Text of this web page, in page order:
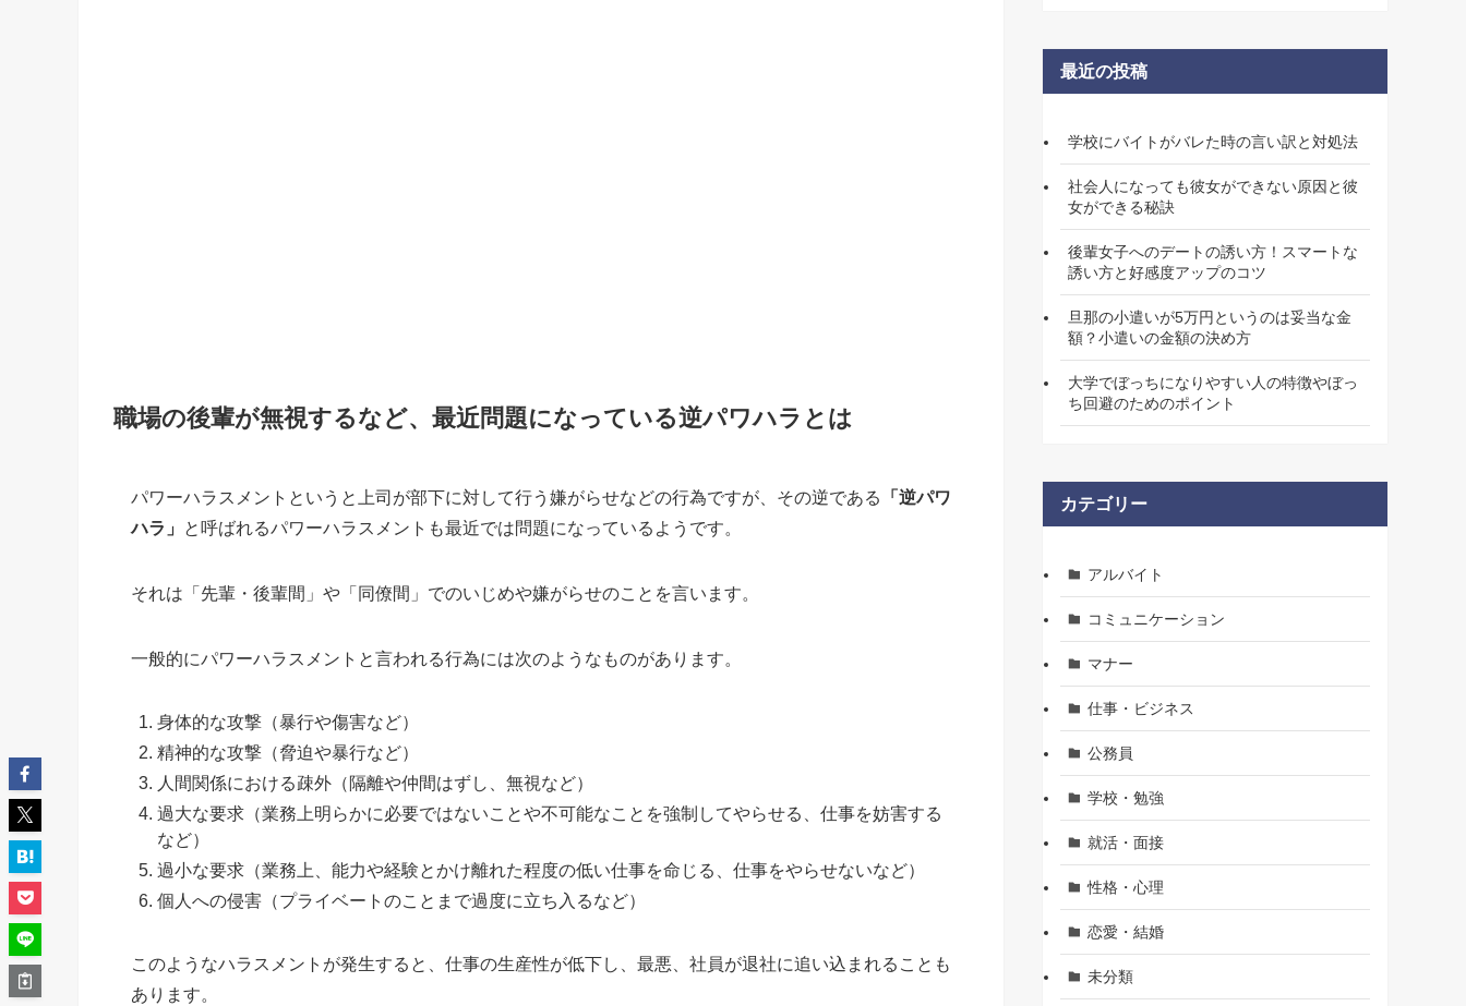
職場の後輩が無視するなど、最近問題になっている逆パワハラとは
パワーハラスメントというと上司が部下に対して行う嫌がらせなどの行為ですが、その逆である
「逆パワ
ハラ」
と呼ばれるパワーハラスメントも最近では問題になっているようです。
それは「先輩・後輩間」や「同僚間」でのいじめや嫌がらせのことを言います。
一般的にパワーハラスメントと言われる行為には次のようなものがあります。
身体的な攻撃（暴行や傷害など）
精神的な攻撃（脅迫や暴行など）
人間関係における疎外（隔離や仲間はずし、無視など）
過大な要求（業務上明らかに必要ではないことや不可能なことを強制してやらせる、仕事を妨害する
など）
過小な要求（業務上、能力や経験とかけ離れた程度の低い仕事を命じる、仕事をやらせないなど）
個人への侵害（プライベートのことまで過度に立ち入るなど）
このようなハラスメントが発生すると、仕事の生産性が低下し、最悪、社員が退社に追い込まれることも
あります。
最近の投稿
学校にバイトがバレた時の言い訳と対処法
社会人になっても彼女ができない原因と彼
女ができる秘訣
後輩女子へのデートの誘い方！スマートな
誘い方と好感度アップのコツ
旦那の小遣いが5万円というのは妥当な金
額？小遣いの金額の決め方
大学でぼっちになりやすい人の特徴やぼっ
ち回避のためのポイント
カテゴリー
アルバイト
コミュニケーション
マナー
仕事・ビジネス
公務員
学校・勉強
就活・面接
性格・心理
恋愛・結婚
未分類